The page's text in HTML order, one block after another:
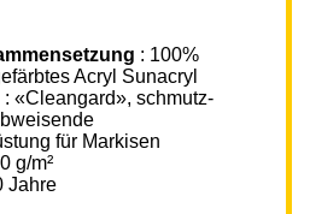
: 100%
Acryl Sunacryl
: «Cleangard», schmutz-
für Markisen
g/m²
Jahre